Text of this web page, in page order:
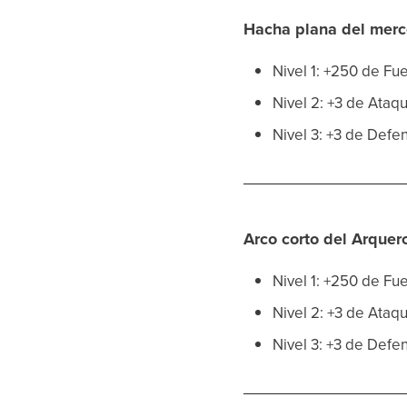
Hacha plana del
Nivel 1: +250 de
Nivel 2: +3 de
Nivel 3: +3 de
Arco corto del
Nivel 1: +250 de
Nivel 2: +3 de
Nivel 3: +3 de